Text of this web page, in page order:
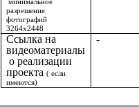
минимальное
разрешение
фотографий
3264х2448
Ссылка на
видеоматериалы
о реализации
проекта ( если
имеются)
-